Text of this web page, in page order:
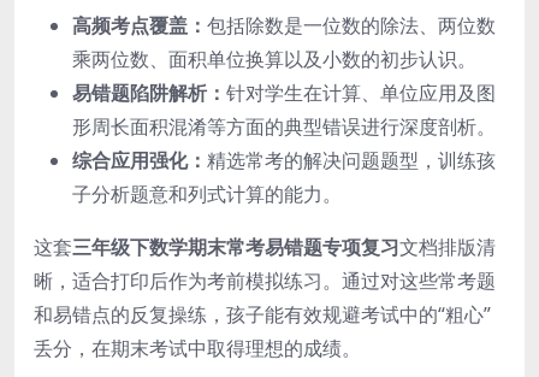
高频考点覆盖： 包括除数是一位数的除法、两位数
乘两位数、面积单位换算以及小数的初步认识。
易错题陷阱解析： 针对学生在计算、单位应用及图
形周长面积混淆等方面的典型错误进行深度剖析。
综合应用强化： 精选常考的解决问题题型，训练孩
子分析题意和列式计算的能力。
这套三年级下数学期末常考易错题专项复习文档排版清
晰，适合打印后作为考前模拟练习。通过对这些常考题
和易错点的反复操练，孩子能有效规避考试中的“粗心”
丢分，在期末考试中取得理想的成绩。